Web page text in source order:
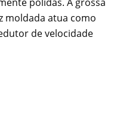
moldada atua como
de velocidade